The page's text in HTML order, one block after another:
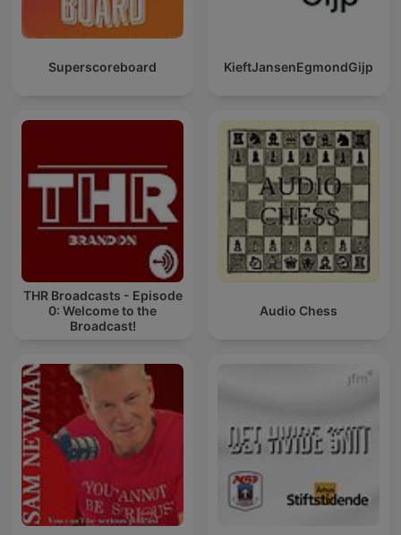
Superscoreboard KieftJansenEgmondGijp
THR Broadcasts - Episode
0: Welcome to the
Broadcast!
Audio Chess